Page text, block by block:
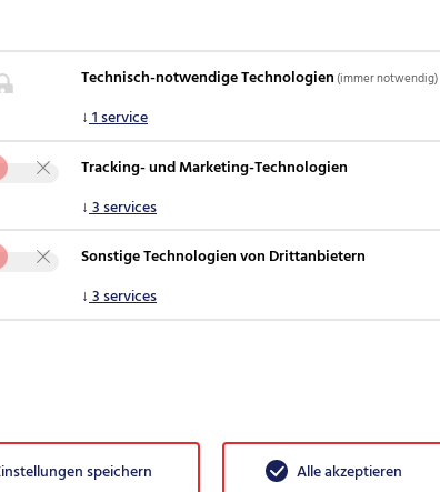
hochentwickelte, selbstlernende
aktualisieren. So werden insbesondere
der Zustellung auf dem Mail-Server statt.
Traffic.
als gefährlich oder ungefährlich einordbar sein,
Umgebung ohne Verbindung zum
erklärt
von Mail-Security –
Technisch-notwendige Technologien(immer notwendig)
↓ 1service
Tracking- und Marketing-Technologien
↓ 3services
Sonstige Technologien von Drittanbietern
↓ 3services
speichern Alle akzeptieren